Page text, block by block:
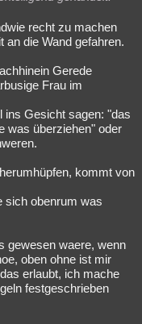
Gaming Filme
English
Geschlossen
recht zu machen
an die Wand gefahren.
Gerede
Frau im
ins Gesicht sagen: "das
was überziehen" oder
kommt von
sich obenrum was
gewesen waere, wenn
oben ohne ist mir
erlaubt, ich mache
festgeschrieben